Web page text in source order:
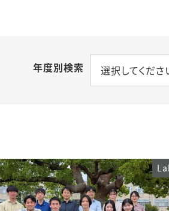
年度別検索 選択してくださ